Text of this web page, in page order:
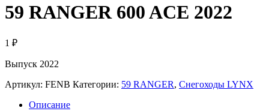
59 RANGER 600 ACE 2022
1 ₽
Выпуск 2022
Артикул: FENB Категории: 59 RANGER, Снегоходы LYNX
Описание